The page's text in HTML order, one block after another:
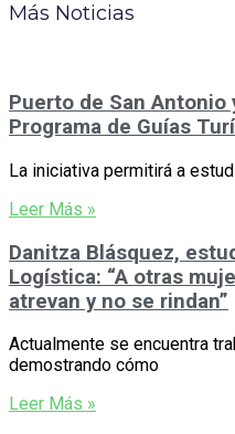
Más Noticias
Puerto de San Antonio
Programa de Guías
La iniciativa permitirá a
Leer Más »
Danitza Blásquez,
Logística: “A otras
atrevan y no se rindan”
Actualmente se encuentra
demostrando cómo
Leer Más »